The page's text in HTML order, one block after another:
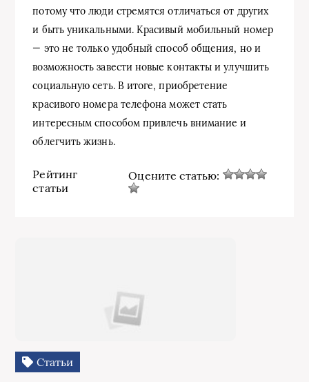
потому что люди стремятся отличаться от других
и быть уникальными. Красивый мобильный номер
— это не только удобный способ общения, но и
возможность завести новые контакты и улучшить
социальную сеть. В итоге, приобретение
красивого номера телефона может стать
интересным способом привлечь внимание и
облегчить жизнь.
Рейтинг
статьи
Оцените статью:
Статьи